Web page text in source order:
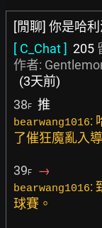
[閒聊] 你是哈
[ C_Chat ] 205
作者:
(3天前)
38F 推
bearwang1016:
了催狂魔亂入導
39F →
bearwang1016:
球賽。